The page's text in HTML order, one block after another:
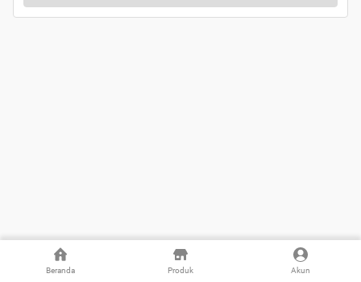
Beranda Produk Akun